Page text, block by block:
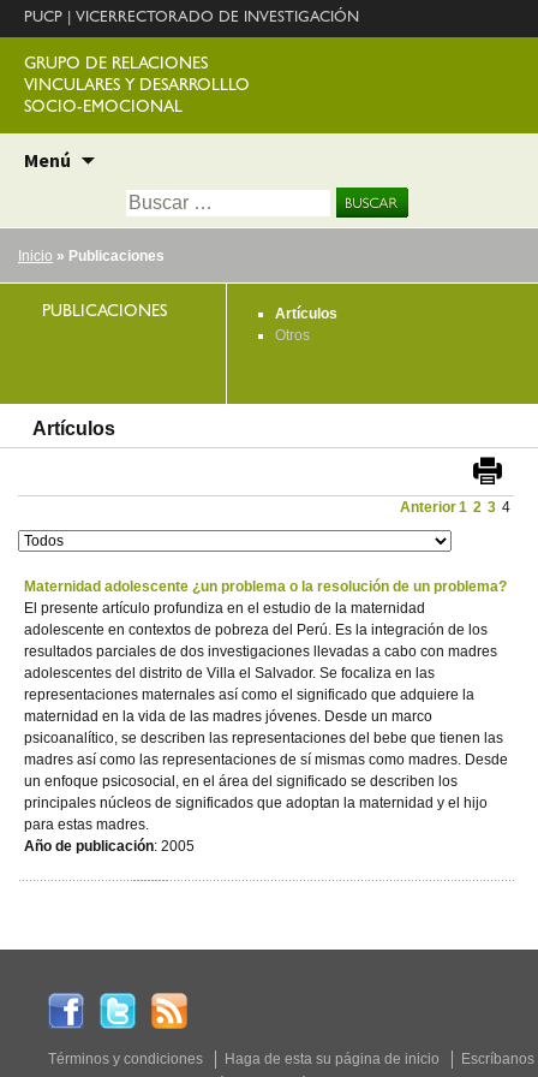
PUCP VICERRECTORADO DE INVESTIGACIÓN
GRUPO DE RELACIONES
VINCULARES Y DESARROLLLO
SOCIO-EMOCIONAL
Menú
contenido
Buscar:
Inicio » Publicaciones
PUBLICACIONES
Artículos
Otros
Artículos
Anterior1 2 3 4
Maternidad adolescente ¿un problema o la resolución de un problema?
El presente artículo profundiza en el estudio de la maternidad
adolescente en contextos de pobreza del Perú. Es la integración de los
resultados parciales de dos investigaciones llevadas a cabo con madres
adolescentes del distrito de Villa el Salvador. Se focaliza en las
representaciones maternales así como el significado que adquiere la
maternidad en la vida de las madres jóvenes. Desde un marco
psicoanalítico, se describen las representaciones del bebe que tienen las
madres así como las representaciones de sí mismas como madres. Desde
un enfoque psicosocial, en el área del significado se describen los
principales núcleos de significados que adoptan la maternidad y el hijo
para estas madres.
Año de publicación: 2005
Términos y condiciones Haga de esta su página de inicio
Escríbanos